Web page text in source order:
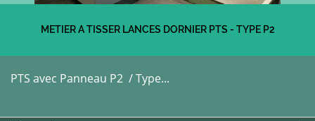
METIER A TISSER LANCES DORNIER PTS - TYPE P2
PTS avec Panneau P2 / Type...